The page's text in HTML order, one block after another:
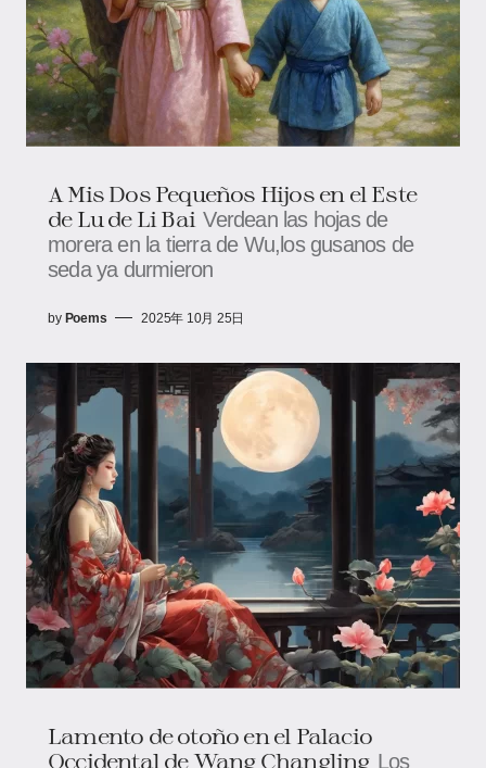
A Mis Dos Pequeños Hijos en el Este
de Lu de Li Bai Verdean las hojas de
morera en la tierra de Wu,los gusanos de
seda ya durmieron
by Poems 2025年 10月 25日
Lamento de otoño en el Palacio
Occidental de Wang Changling Los